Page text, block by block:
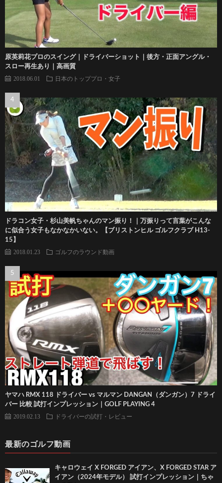
原英莉花プロのスイング｜ドライバーショット｜後方・正面アングル・
スロー再生あり｜高画質
2018.06.01 日本のトッププロ・女子
ドラコン女子・杉山美帆ちゃんのマン振り！｜万振りって言葉がこんな
に似合う女子もなかなかいない。【ブリストンヒル ゴルフクラブ H13-
15】
2018.01.23 ゴルフのラウンド動画
ヤマハ RMX 118 ドライバー vs マルマン DANGAN（ダンガン）7 ドライ
バー 比較 試打インプレッション｜GOLF PLAYING 4
2019.02.13 ドライバーの試打・レビュー
最新のゴルフ動画
キャロウェイ X FORGED アイアン、X FORGED STAR ア
イアン（2024年モデル） 試打インプレッション｜ちゃ